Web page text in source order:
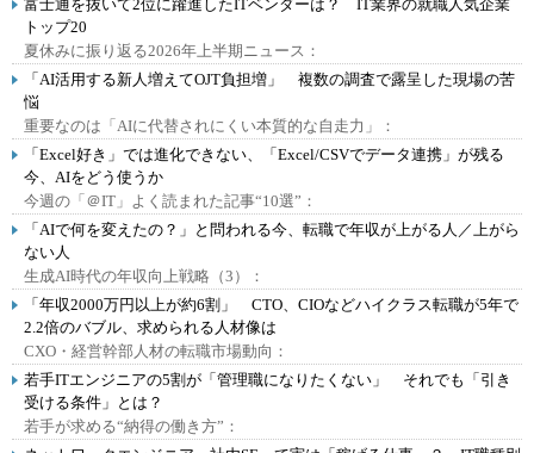
富士通を抜いて2位に躍進したITベンダーは？ IT業界の就職人気企業
トップ20
夏休みに振り返る2026年上半期ニュース：
「AI活用する新人増えてOJT負担増」 複数の調査で露呈した現場の苦
悩
重要なのは「AIに代替されにくい本質的な自走力」：
「Excel好き」では進化できない、「Excel/CSVでデータ連携」が残る
今、AIをどう使うか
今週の「＠IT」よく読まれた記事“10選”：
「AIで何を変えたの？」と問われる今、転職で年収が上がる人／上がら
ない人
生成AI時代の年収向上戦略（3）：
「年収2000万円以上が約6割」 CTO、CIOなどハイクラス転職が5年で
2.2倍のバブル、求められる人材像は
CXO・経営幹部人材の転職市場動向：
若手ITエンジニアの5割が「管理職になりたくない」 それでも「引き
受ける条件」とは？
若手が求める“納得の働き方”：